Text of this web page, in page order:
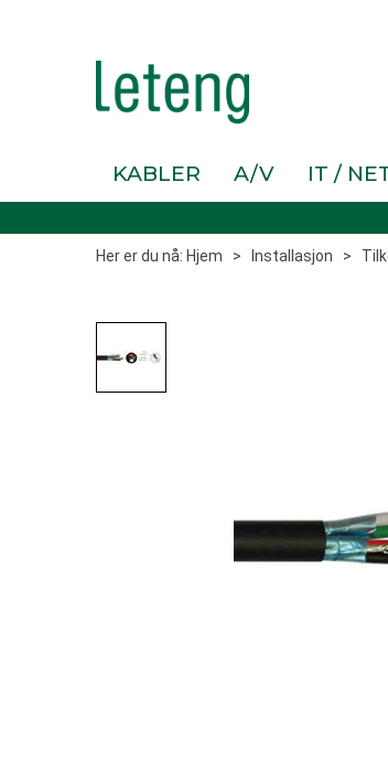
KABLER A/V IT /
Her er du nå: Hjem > Installasjon >